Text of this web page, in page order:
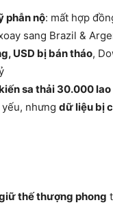
phẫn nộ: mất hợp
sang Brazil &
USD bị bán tháo,
sa thải 30.000 lao
nhưng dữ liệu bị
thế thượng phong